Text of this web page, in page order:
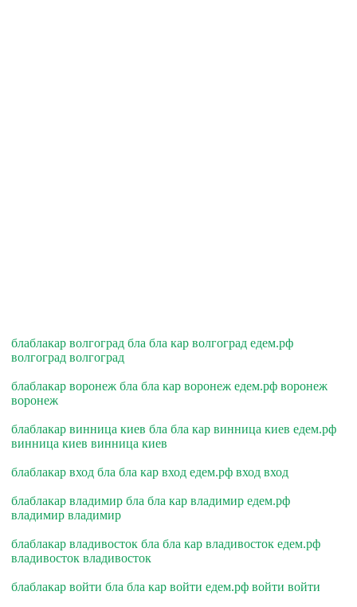
блаблакар волгоград бла бла кар волгоград едем.рф
волгоград волгоград
блаблакар воронеж бла бла кар воронеж едем.рф воронеж
воронеж
блаблакар винница киев бла бла кар винница киев едем.рф
винница киев винница киев
блаблакар вход бла бла кар вход едем.рф вход вход
блаблакар владимир бла бла кар владимир едем.рф
владимир владимир
блаблакар владивосток бла бла кар владивосток едем.рф
владивосток владивосток
блаблакар войти бла бла кар войти едем.рф войти войти